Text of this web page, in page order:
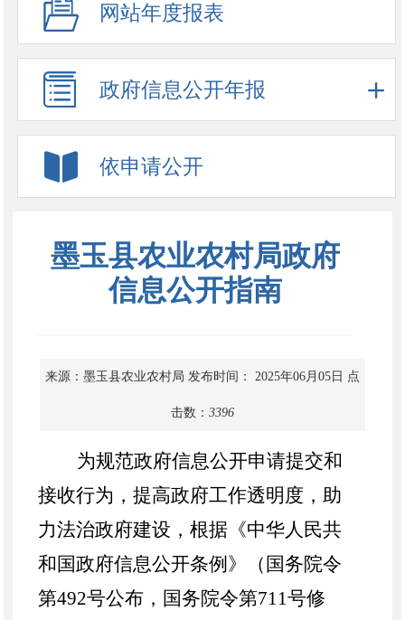
网站年度报表
政府信息公开年报
依申请公开
墨玉县农业农村局政府
信息公开指南
来源：墨玉县农业农村局 发布时间： 2025年06月05日 点
击数： 3396
为规范政府信息公开申请提交和
接收行为，提高政府工作透明度，助
力法治政府建设，根据《中华人民共
和国政府信息公开条例》（国务院令
第492号公布，国务院令第711号修